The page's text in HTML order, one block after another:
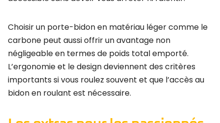
Choisir un porte-bidon en matériau léger comme le
carbone peut aussi offrir un avantage non
négligeable en termes de poids total emporté.
L’ergonomie et le design deviennent des critères
importants si vous roulez souvent et que l’accès au
bidon en roulant est nécessaire.